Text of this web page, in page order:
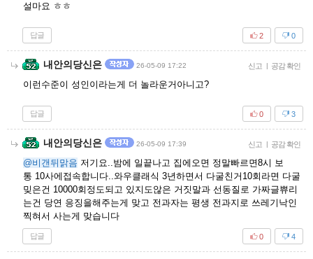
설마요 ㅎㅎ
답글 0
2
내안의당신은 26-05-09 17:22 신고 | 공감 확인
이런수준이 성인이라는게 더 놀라운거아니고?
답글 3
0
내안의당신은 26-05-09 17:39 신고 | 공감 확인
@비갠뒤맑음 저기요..밤에 일끝나고 집에오면 정말빠르면8시 보
통 10사에접속합니다..와우클래식 3년하면서 다굴친거10회라면 다굴
밎은건 10000회정도되고 있지도않은 거짓말과 선동질로 가짜글쀼리
는건 당연 응징을해주는게 맞고 전과자는 평생 전과지로 쓰레기낙인
찍혀서 사는게 맞습니다
답글 4
0